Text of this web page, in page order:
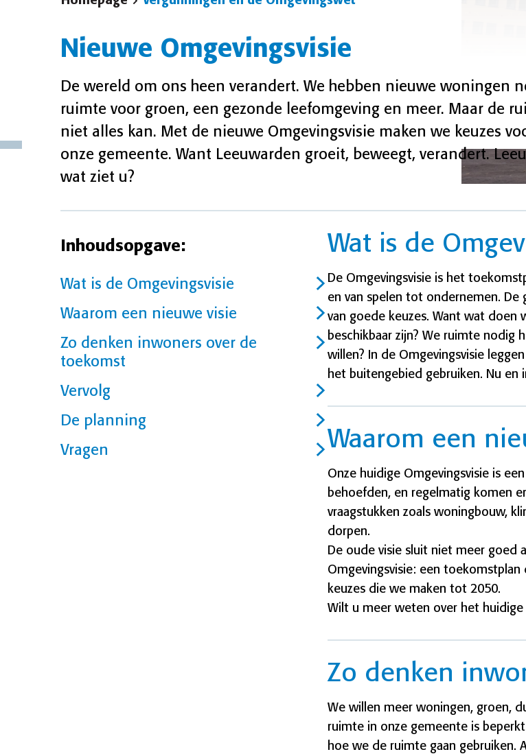
Nieuwe Omgevingsvisie
De wereld om ons heen verandert. We hebben nieuwe woningen
ruimte voor groen, een gezonde leefomgeving en meer. Maar de
niet alles kan. Met de nieuwe Omgevingsvisie maken we keuzes
onze gemeente. Want Leeuwarden groeit, beweegt, verandert.
wat ziet u?
Inhoudsopgave:
Wat is de Omgevingsvisie
Waarom een nieuwe visie
Zo denken inwoners over de
toekomst
Vervolg
De planning
Vragen
Wat is de
De Omgevingsvisie is het
en van spelen tot ondernemen.
van goede keuzes. Want wat doen
beschikbaar zijn? We ruimte nodig
willen? In de Omgevingsvisie
het buitengebied gebruiken. Nu en
Waarom een
Onze huidige Omgevingsvisie is
behoefden, en regelmatig komen
vraagstukken zoals woningbouw,
dorpen.
De oude visie sluit niet meer goed
Omgevingsvisie: een
keuzes die we maken tot 2050.
Wilt u meer weten over het huidige
Zo denken
We willen meer woningen, groen,
ruimte in onze gemeente is
hoe we de ruimte gaan gebruiken.